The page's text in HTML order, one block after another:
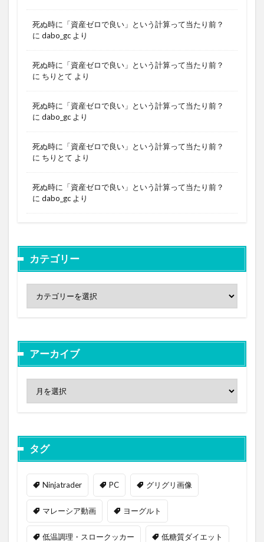
死ぬ時に「資産ゼロで良い」という計算って当たり前？
に dabo_gc より
死ぬ時に「資産ゼロで良い」という計算って当たり前？
に ちりとて より
死ぬ時に「資産ゼロで良い」という計算って当たり前？
に dabo_gc より
死ぬ時に「資産ゼロで良い」という計算って当たり前？
に ちりとて より
死ぬ時に「資産ゼロで良い」という計算って当たり前？
に dabo_gc より
カテゴリー
アーカイブ
タグ
Ninjatrader PC グリグリ画像
マレーシア動画 ヨーグルト
低温調理・スロークッカー 低糖質ダイエット